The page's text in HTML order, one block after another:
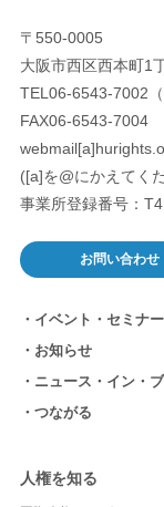
〒550-0005
大阪市西区西本町1
TEL06-6543-7002
FAX06-6543-7004
([a]を@にかえてくだ
事業所登録番号：
お問い合わせ
イベント・セミナ
お知らせ
ニュース・イン・
つながる
人権を知る